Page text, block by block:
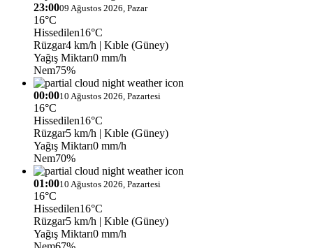
23:0009 Ağustos 2026, Pazar
16°C
Hissedilen16°C
Rüzgar4 km/h | Kıble (Güney)
Yağış Miktarı0 mm/h
Nem75%
00:0010 Ağustos 2026, Pazartesi
16°C
Hissedilen16°C
Rüzgar5 km/h | Kıble (Güney)
Yağış Miktarı0 mm/h
Nem70%
01:0010 Ağustos 2026, Pazartesi
16°C
Hissedilen16°C
Rüzgar5 km/h | Kıble (Güney)
Yağış Miktarı0 mm/h